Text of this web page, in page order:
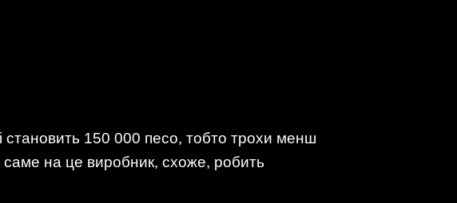
становить 150 000 песо, тобто трохи менш
саме на це виробник, схоже, робить